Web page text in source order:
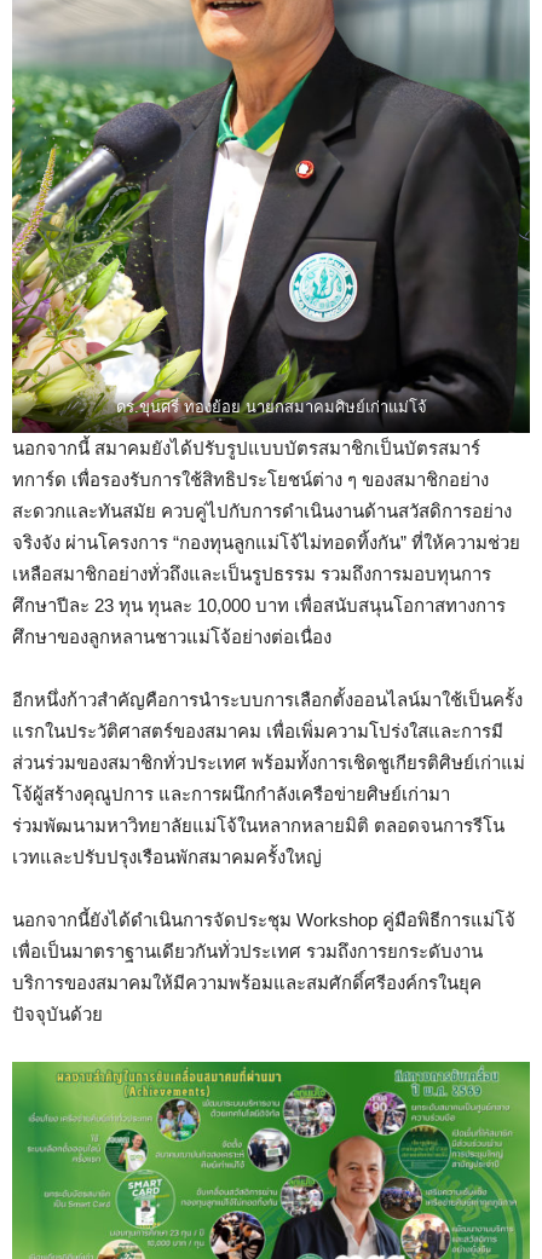
ดร.ขุนศรี ทองย้อย นายกสมาคมศิษย์เก่าแม่โจ้
นอกจากนี้ สมาคมยังได้ปรับรูปแบบบัตรสมาชิกเป็นบัตรสมาร์
ทการ์ด เพื่อรองรับการใช้สิทธิประโยชน์ต่าง ๆ ของสมาชิกอย่าง
สะดวกและทันสมัย ควบคู่ไปกับการดำเนินงานด้านสวัสดิการอย่าง
จริงจัง ผ่านโครงการ “กองทุนลูกแม่โจ้ไม่ทอดทิ้งกัน” ที่ให้ความช่วย
เหลือสมาชิกอย่างทั่วถึงและเป็นรูปธรรม รวมถึงการมอบทุนการ
ศึกษาปีละ 23 ทุน ทุนละ 10,000 บาท เพื่อสนับสนุนโอกาสทางการ
ศึกษาของลูกหลานชาวแม่โจ้อย่างต่อเนื่อง
อีกหนึ่งก้าวสำคัญคือการนำระบบการเลือกตั้งออนไลน์มาใช้เป็นครั้ง
แรกในประวัติศาสตร์ของสมาคม เพื่อเพิ่มความโปร่งใสและการมี
ส่วนร่วมของสมาชิกทั่วประเทศ พร้อมทั้งการเชิดชูเกียรติศิษย์เก่าแม่
โจ้ผู้สร้างคุณูปการ และการผนึกกำลังเครือข่ายศิษย์เก่ามา
ร่วมพัฒนามหาวิทยาลัยแม่โจ้ในหลากหลายมิติ ตลอดจนการรีโน
เวทและปรับปรุงเรือนพักสมาคมครั้งใหญ่
นอกจากนี้ยังได้ดำเนินการจัดประชุม Workshop คู่มือพิธีการแม่โจ้
เพื่อเป็นมาตราฐานเดียวกันทั่วประเทศ รวมถึงการยกระดับงาน
บริการของสมาคมให้มีความพร้อมและสมศักดิ์ศรีองค์กรในยุค
ปัจจุบันด้วย